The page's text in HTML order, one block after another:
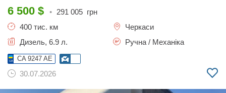
6 500 $ • 291 005 грн
400 тис. км
Черкаси
Дизель, 6.9 л.
Ручна / Механіка
CA 9247 AE
30.07.2026